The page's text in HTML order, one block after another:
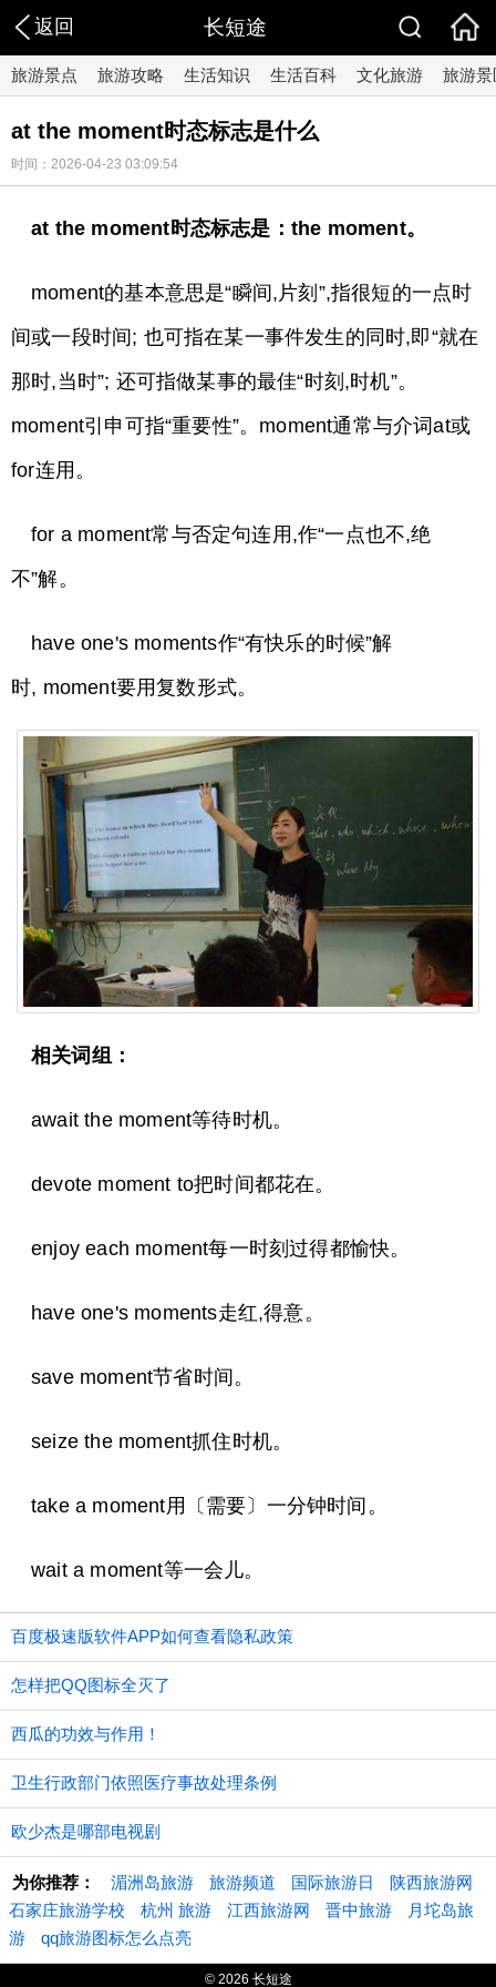
返回 长短途
旅游景点 旅游攻略 生活知识 生活百科 文化旅游 旅游景
at the moment时态标志是什么
时间：2026-04-23 03:09:54
at the moment时态标志是：the moment。
moment的基本意思是“瞬间,片刻”,指很短的一点时
间或一段时间; 也可指在某一事件发生的同时,即“就在
那时,当时”; 还可指做某事的最佳“时刻,时机”。
moment引申可指“重要性”。moment通常与介词at或
for连用。
for a moment常与否定句连用,作“一点也不,绝
不”解。
have one's moments作“有快乐的时候”解
时, moment要用复数形式。
相关词组：
await the moment等待时机。
devote moment to把时间都花在。
enjoy each moment每一时刻过得都愉快。
have one's moments走红,得意。
save moment节省时间。
seize the moment抓住时机。
take a moment用〔需要〕一分钟时间。
wait a moment等一会儿。
百度极速版软件APP如何查看隐私政策
怎样把QQ图标全灭了
西瓜的功效与作用！
卫生行政部门依照医疗事故处理条例
欧少杰是哪部电视剧
为你推荐： 湄洲岛旅游 旅游频道 国际旅游日
陕西旅游网
石家庄旅游学校
杭州 旅游 江西旅游网 晋中旅游
月坨岛旅
游
qq旅游图标怎么点亮
© 2026 长短途